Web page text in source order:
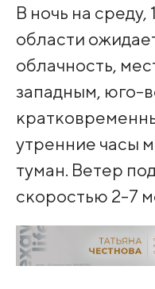
В ночь на
области
облачность,
западным, юго-
утренние часы
туман. Ветер
скоростью 2-7